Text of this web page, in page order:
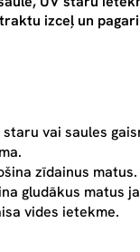
izceļ un
vai saules
zīdainus matus.
gludākus matus
vides ietekme.